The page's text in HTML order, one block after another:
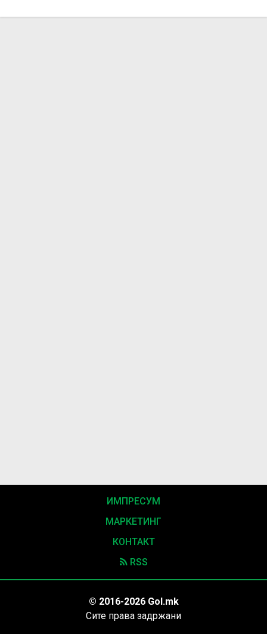
ИМПРЕСУМ
МАРКЕТИНГ
КОНТАКТ
RSS
© 2016-2026 Gol.mk
Сите права задржани